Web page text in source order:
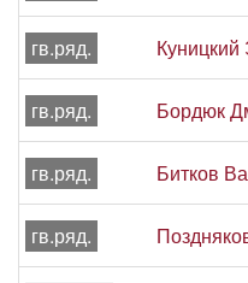
гв.ряд.
гв.ряд. Бордюк
гв.ряд. Битков
гв.ряд.